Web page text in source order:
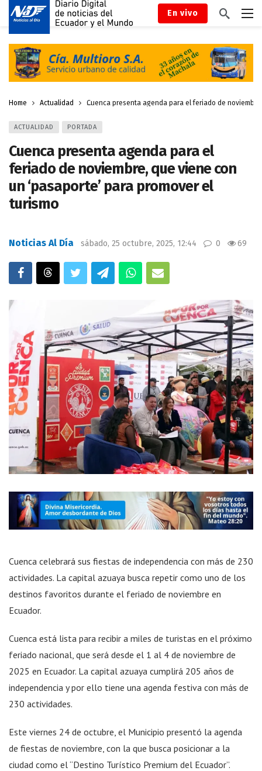
En vivo
Home Actualidad Cuenca presenta agenda para el feriado de
ACTUALIDAD PORTADA
Cuenca presenta agenda para el
feriado de noviembre, que viene con
un ‘pasaporte’ para promover el
turismo
Noticias Al Día sábado, 25 octubre, 2025, 12:44 0 69
Cuenca celebrará sus fiestas de independencia con más de 230
actividades. La capital azuaya busca repetir como uno de los
destinos favoritos durante el feriado de noviembre en
Ecuador.
Cuenca está lista para recibir a miles de turistas en el próximo
feriado nacional, que será desde el 1 al 4 de noviembre de
2025 en Ecuador. La capital azuaya cumplirá 205 años de
independencia y por ello tiene una agenda festiva con más de
230 actividades.
Este viernes 24 de octubre, el Municipio presentó la agenda
de fiestas de noviembre, con la que busca posicionar a la
ciudad como el “Destino Turístico Premium del Ecuador”.